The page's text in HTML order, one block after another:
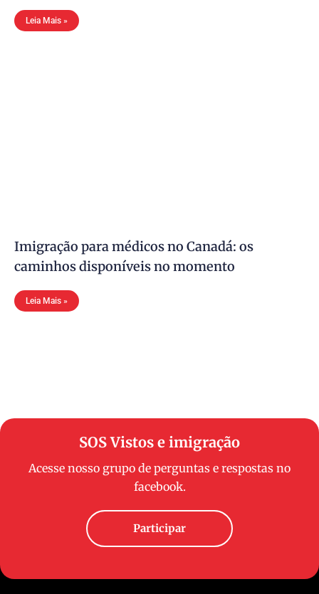
Leia Mais »
Imigração para médicos no Canadá: os
caminhos disponíveis no momento
Leia Mais »
SOS Vistos e imigração
Acesse nosso grupo de perguntas e respostas no
facebook.
Participar